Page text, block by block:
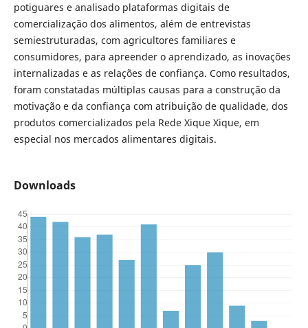
potiguares e analisado plataformas digitais de
comercialização dos alimentos, além de entrevistas
semiestruturadas, com agricultores familiares e
consumidores, para apreender o aprendizado, as inovações
internalizadas e as relações de confiança. Como resultados,
foram constatadas múltiplas causas para a construção da
motivação e da confiança com atribuição de qualidade, dos
produtos comercializados pela Rede Xique Xique, em
especial nos mercados alimentares digitais.
Downloads